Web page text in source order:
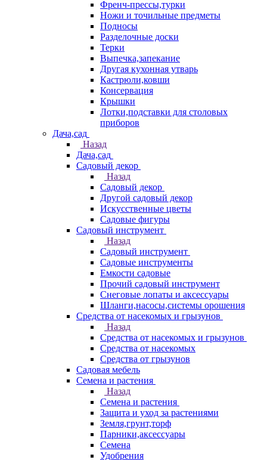
Френч-прессы,турки
Ножи и точильные предметы
Подносы
Разделочные доски
Терки
Выпечка,запекание
Другая кухонная утварь
Кастрюли,ковши
Консервация
Крышки
Лотки,подставки для столовых
приборов
Дача,сад
Назад
Дача,сад
Садовый декор
Назад
Садовый декор
Другой садовый декор
Искусственные цветы
Садовые фигуры
Садовый инструмент
Назад
Садовый инструмент
Садовые инструменты
Емкости садовые
Прочий садовый инструмент
Снеговые лопаты и аксессуары
Шланги,насосы,системы орошения
Средства от насекомых и грызунов
Назад
Средства от насекомых и грызунов
Средства от насекомых
Средства от грызунов
Садовая мебель
Семена и растения
Назад
Семена и растения
Защита и уход за растениями
Земля,грунт,торф
Парники,аксессуары
Семена
Удобрения